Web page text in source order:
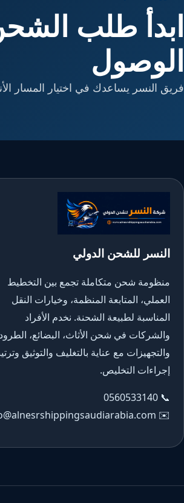
ابدأ طلب
الوصول
فريق النسر يساعدك في اختيار المسار
النسر للشحن الدولي
منظومة شحن متكاملة تجمع بين التخطيط
العملي، المتابعة المنظمة، وخيارات النقل
المناسبة لطبيعة الشحنة. نخدم الأفراد
والشركات في شحن الأثاث، البضائع،
والتجهيزات مع عناية بالتغليف والتوثيق
إجراءات التخليص.
📞
0560533140
✉️